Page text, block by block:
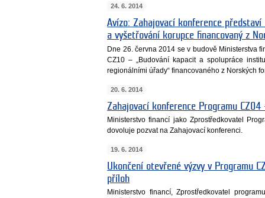
24. 6. 2014
Avízo: Zahajovací konference
a vyšetřování korupce financovaný z
Dne 26. června 2014 se v budově Ministerstva
CZ10 – „Budování kapacit a spolupráce
regionálními úřady“ financovaného z Norských
20. 6. 2014
Zahajovací konference Programu
Ministerstvo financí jako Zprostředkovatel
dovoluje pozvat na Zahajovací konferenci.
19. 6. 2014
Ukončení otevřené výzvy v Programu
příloh
Ministerstvo financí, Zprostředkovatel